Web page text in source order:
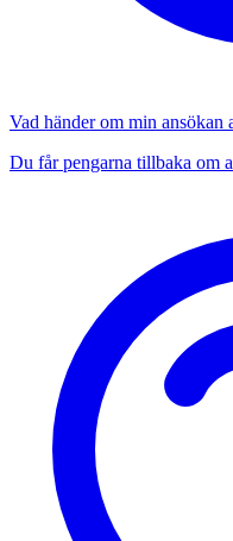
Vad händer om min ansökan
Du får pengarna tillbaka om